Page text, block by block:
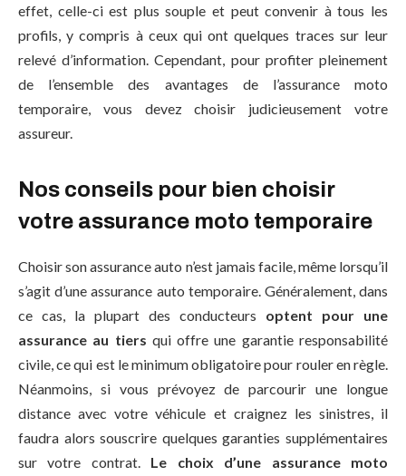
effet, celle-ci est plus souple et peut convenir à tous les
profils, y compris à ceux qui ont quelques traces sur leur
relevé d’information. Cependant, pour profiter pleinement
de l’ensemble des avantages de l’assurance moto
temporaire, vous devez choisir judicieusement votre
assureur.
Nos conseils pour bien choisir
votre assurance moto temporaire
Choisir son assurance auto n’est jamais facile, même lorsqu’il
s’agit d’une assurance auto temporaire. Généralement, dans
ce cas, la plupart des conducteurs optent pour une
assurance au tiers qui offre une garantie responsabilité
civile, ce qui est le minimum obligatoire pour rouler en règle.
Néanmoins, si vous prévoyez de parcourir une longue
distance avec votre véhicule et craignez les sinistres, il
faudra alors souscrire quelques garanties supplémentaires
sur votre contrat. Le choix d’une assurance moto